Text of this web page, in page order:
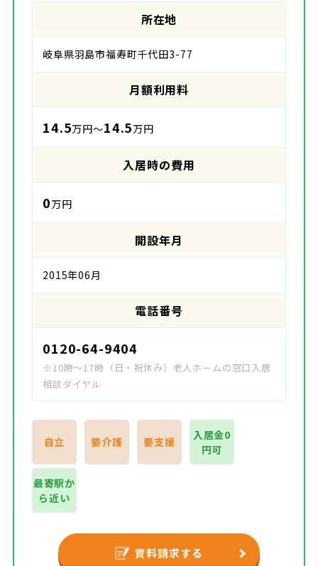
所在地
岐阜県羽島市福寿町千代田3-77
月額利用料
14.5万円～14.5万円
入居時の費用
0万円
開設年月
2015年06月
電話番号
0120-64-9404
※10時～17時（日・祝休み）老人ホームの窓口入居
相談ダイヤル
自立 要介護 要支援
入居金0
円可
最寄駅か
ら近い
資料請求する